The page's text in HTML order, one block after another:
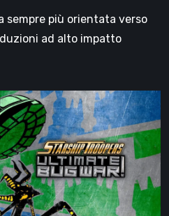
sempre più orientata verso
ad alto impatto